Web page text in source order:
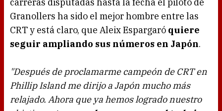
carreras disputadas hasta la fecha el piloto de
Granollers ha sido el mejor hombre entre las
CRT y está claro, que Aleix Espargaró quiere
seguir ampliando sus números en Japón.
"Después de proclamarme campeón de CRT en
Phillip Island me dirijo a Japón mucho más
relajado. Ahora que ya hemos logrado nuestro